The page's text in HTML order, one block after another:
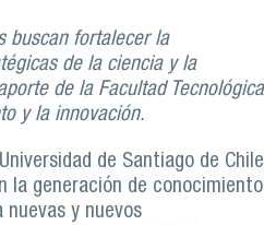
buscan fortalecer la
de la ciencia y la
de la Facultad Tecnológica
y la innovación.
de Santiago de Chile
la generación de conocimiento
nuevas y nuevos